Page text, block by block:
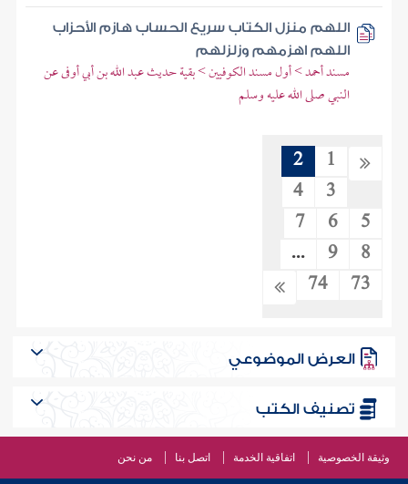
اللهم منزل الكتاب سريع الحساب هازم الأحزاب
اللهم اهزمهم وزلزلهم
مسند أحمد > أول مسند الكوفيين > بقية حديث عبد الله بن أبي أوفى عن
النبي صلى الله عليه وسلم
1
2
3
4
5
6
7
8
9
...
73
74
العرض الموضوعي
تصنيف الكتب
وثيقة الخصوصية اتفاقية الخدمة اتصل بنا من نحن